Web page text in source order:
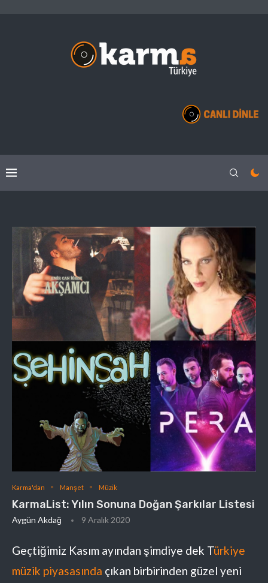
Karma'dan Manşet Müzik
KarmaList: Yılın Sonuna Doğan Şarkılar Listesi
Aygün Akdağ 9 Aralık 2020
Geçtiğimiz Kasım ayından şimdiye dek Türkiye
müzik piyasasında çıkan birbirinden güzel yeni